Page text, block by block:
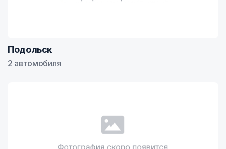
Подольск
2 автомобиля